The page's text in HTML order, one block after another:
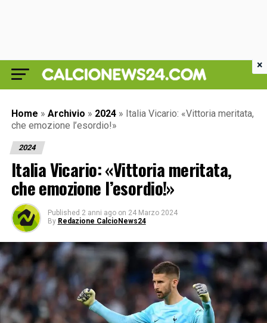
Home » Archivio » 2024 » Italia Vicario: «Vittoria meritata,
che emozione l’esordio!»
2024
Italia Vicario: «Vittoria meritata,
che emozione l’esordio!»
Published 2 anni ago on 24 Marzo 2024
By Redazione CalcioNews24
×